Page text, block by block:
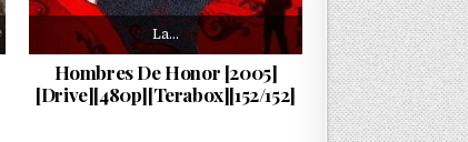
La…
Hombres De Honor [2005]
[Drive][480p][Terabox][152/152]